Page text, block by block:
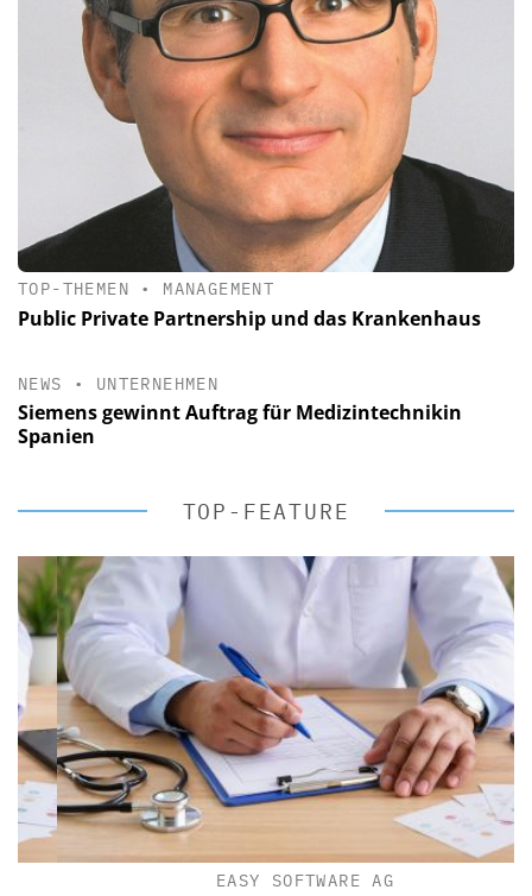
TOP-THEMEN • MANAGEMENT
Public Private Partnership und das Krankenhaus
NEWS • UNTERNEHMEN
Siemens gewinnt Auftrag für Medizintechnikin
Spanien
TOP-FEATURE
EASY SOFTWARE AG